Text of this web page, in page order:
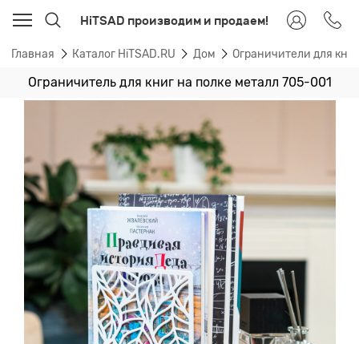
HiTSAD производим и продаем!
Главная Каталог HiTSAD.RU Дом Ограничители для
Ограничитель для книг на полке металл 705-001